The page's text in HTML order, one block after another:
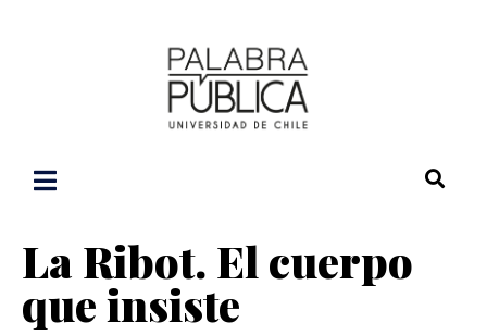
La Ribot. El cuerpo
que insiste